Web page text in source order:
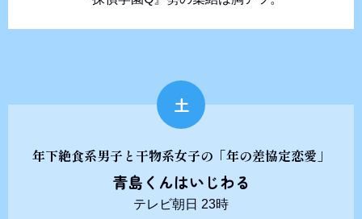
土
年下絶食系男子と干物系女子の「年の差協定恋愛」
青島くんはいじわる
テレビ朝日 23時